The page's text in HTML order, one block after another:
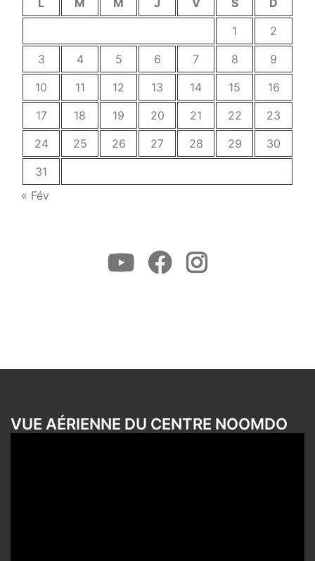
L M M J V S
D
1
2
3
4 5 6 7 8
9
10
11 12 13 14 15
16
17
18 19 20 21 22
23
24
25 26 27 28 29
30
31
« Fév
Youtube FacebookInstagram
VUE AÉRIENNE DU CENTRE NOOMDO